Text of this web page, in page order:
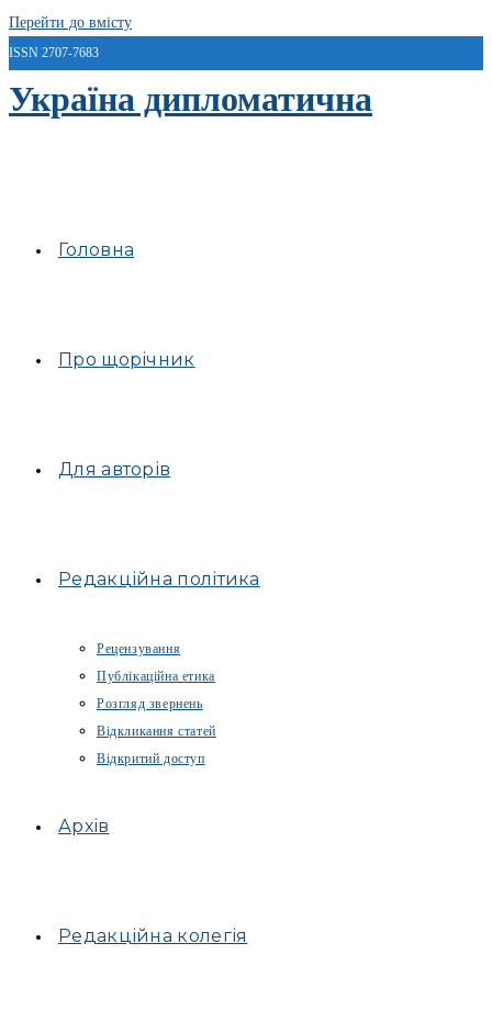
Перейти до вмісту
ISSN 2707-7683
Україна дипломатична
Головна
Про щорічник
Для авторів
Редакційна політика
Рецензування
Публікаційна етика
Розгляд звернень
Відкликання статей
Відкритий доступ
Архів
Редакційна колегія